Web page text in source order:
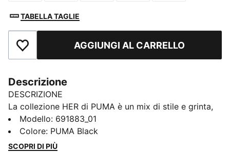
TABELLA TAGLIE
Aggiungi ai PreferitiAGGIUNGI AL CARRELLO
Descrizione
DESCRIZIONE
La collezione HER di PUMA è un mix di stile e grinta,
con un tocco audace e moderno. Pensata per tutte le
donne, unisce design ispirati al mondo sportivo a
un’eleganza unica. Perfetta per l’allenamento, le
Modello: 691883_01
Colore: PUMA Black
SCOPRI DI PIÙ